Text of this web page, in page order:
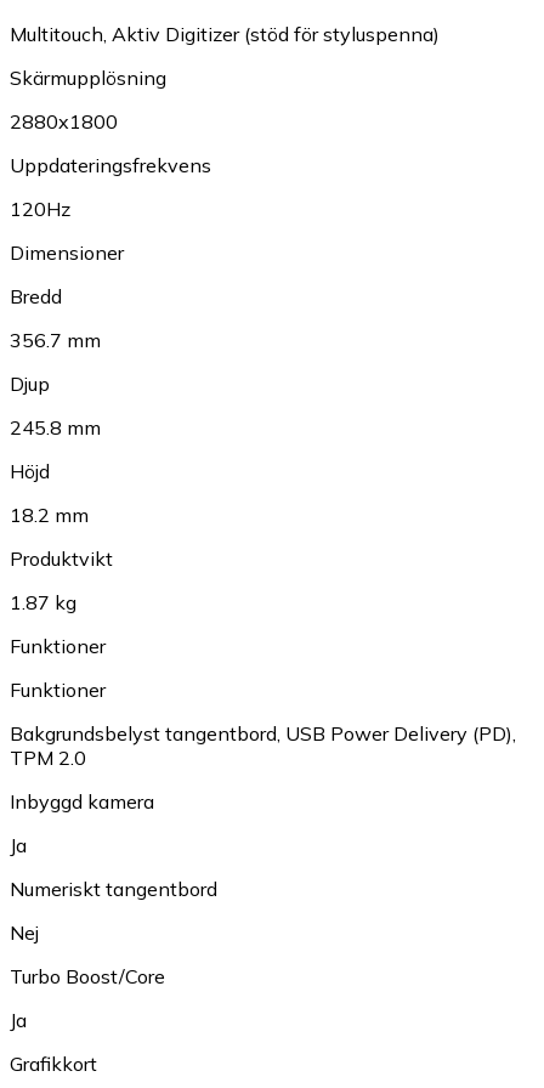
Multitouch Aktiv Digitizer (stöd för styluspenna)
Skärmupplösning
2880x1800
Uppdateringsfrekvens
120Hz
Dimensioner
Bredd
356.7 mm
Djup
245.8 mm
Höjd
18.2 mm
Produktvikt
1.87 kg
Funktioner
Funktioner
Bakgrundsbelyst tangentbord USB Power Delivery (PD)
TPM 2.0
Inbyggd kamera
Ja
Numeriskt tangentbord
Nej
Turbo Boost/Core
Ja
Grafikkort